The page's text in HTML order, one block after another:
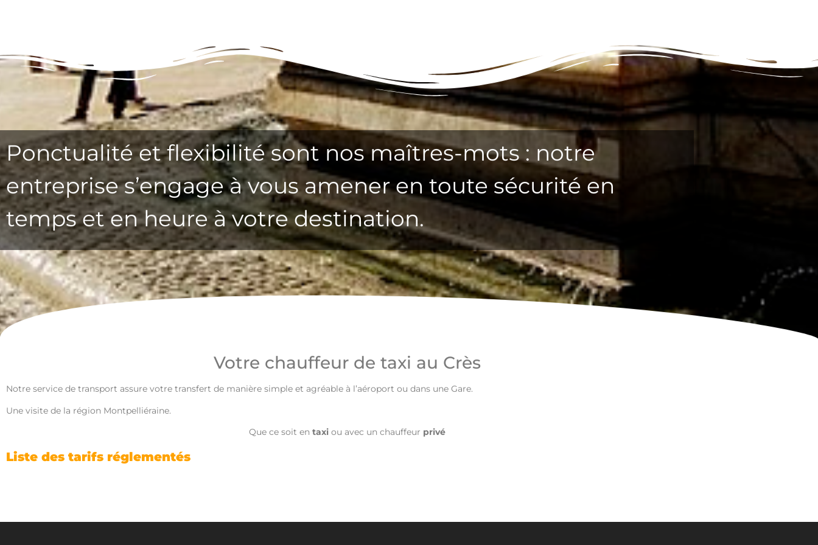
Ponctualité et flexibilité sont nos maîtres-mots : notre
entreprise s’engage à vous amener en toute sécurité en
temps et en heure à votre destination.
Votre chauffeur de taxi au Crès
Notre service de transport assure votre transfert de manière simple et agréable à l’aéroport ou dans une Gare.
Une visite de la région Montpelliéraine.
Que ce soit en taxiou avec un chauffeur privé
Liste des tarifs réglementés